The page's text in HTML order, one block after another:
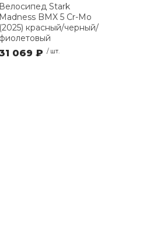
Велосипед Stark
Madness BMX 5 Cr-Mo
(2025) красный/черный/
фиолетовый
069 ₽ / шт.